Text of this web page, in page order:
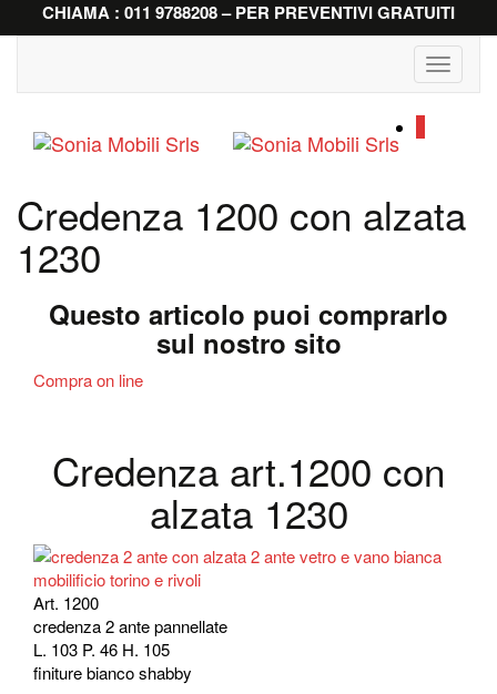
CHIAMA : 011 9788208 – PER PREVENTIVI GRATUITI
Toggle
Credenza 1200 con alzata
1230
Questo articolo puoi comprarlo
sul nostro sito
Compra on line
Credenza art.1200 con
alzata 1230
Art. 1200
credenza 2 ante pannellate
L. 103 P. 46 H. 105
finiture bianco shabby